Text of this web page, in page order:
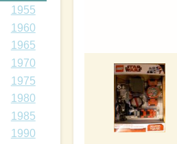
1955
1960
1965
1970
1975
1980
1985
1990